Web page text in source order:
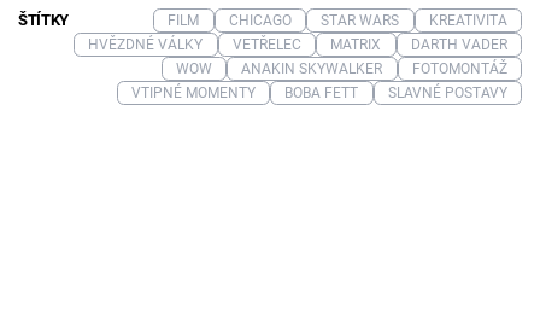
ŠTÍTKY FILM CHICAGO STAR WARS
KREATIVITA
HVĚZDNÉ VÁLKY
VETŘELEC MATRIX
DARTH VADER
WOW
ANAKIN SKYWALKER
FOTOMONTÁŽ
VTIPNÉ MOMENTY
BOBA FETT SLAVNÉ POSTAVY